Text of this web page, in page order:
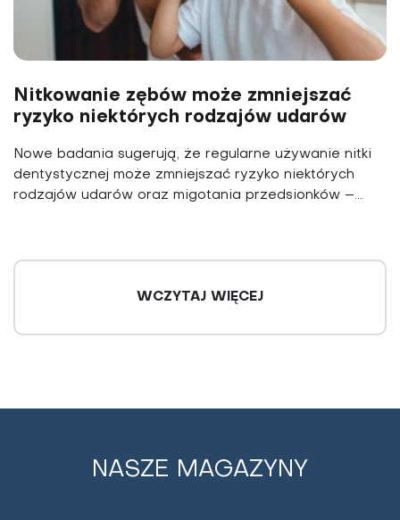
Nitkowanie zębów może zmniejszać
ryzyko niektórych rodzajów udarów
Nowe badania sugerują, że regularne używanie nitki
dentystycznej może zmniejszać ryzyko niektórych
rodzajów udarów oraz migotania przedsionków –...
WCZYTAJ WIĘCEJ
NASZE MAGAZYNY